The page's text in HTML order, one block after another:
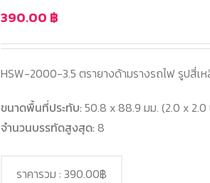
390.00 ฿
HSW-2000-3.5 ตรายางด้ามรางรถไฟ รูปสี่เ
ขนาดพื้นที่ประทับ: 50.8 x 88.9 มม. (2.0 x 2.0
จำนวนบรรทัดสูงสุด: 8
ราคารวม : 390.00฿